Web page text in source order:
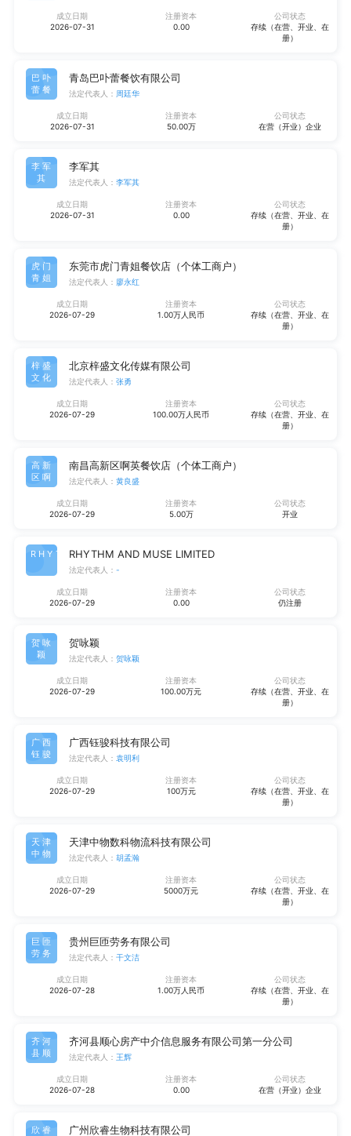
成立日期
2026-07-31
注册资本
0.00
公司状态
存续（在营、开业、在
册）
巴卟
蕾餐
青岛巴卟蕾餐饮有限公司
法定代表人： 周廷华
成立日期
2026-07-31
注册资本
50.00万
公司状态
在营（开业）企业
李军
其
李军其
法定代表人： 李军其
成立日期
2026-07-31
注册资本
0.00
公司状态
存续（在营、开业、在
册）
虎门
青姐
东莞市虎门青姐餐饮店（个体工商户）
法定代表人： 廖永红
成立日期
2026-07-29
注册资本
1.00万人民币
公司状态
存续（在营、开业、在
册）
梓盛
文化
北京梓盛文化传媒有限公司
法定代表人： 张勇
成立日期
2026-07-29
注册资本
100.00万人民币
公司状态
存续（在营、开业、在
册）
高新
区啊
南昌高新区啊英餐饮店（个体工商户）
法定代表人： 黄良盛
成立日期
2026-07-29
注册资本
5.00万
公司状态
开业
RHYT RHYTHM AND MUSE LIMITED
法定代表人： -
成立日期
2026-07-29
注册资本
0.00
公司状态
仍注册
贺咏
颖
贺咏颖
法定代表人： 贺咏颖
成立日期
2026-07-29
注册资本
100.00万元
公司状态
存续（在营、开业、在
册）
广西
钰骏
广西钰骏科技有限公司
法定代表人： 袁明利
成立日期
2026-07-29
注册资本
100万元
公司状态
存续（在营、开业、在
册）
天津
中物
天津中物数科物流科技有限公司
法定代表人： 胡孟瀚
成立日期
2026-07-29
注册资本
5000万元
公司状态
存续（在营、开业、在
册）
巨匝
劳务
贵州巨匝劳务有限公司
法定代表人： 干文洁
成立日期
2026-07-28
注册资本
1.00万人民币
公司状态
存续（在营、开业、在
册）
齐河
县顺
齐河县顺心房产中介信息服务有限公司第一分公司
法定代表人： 王辉
成立日期
2026-07-28
注册资本
0.00
公司状态
在营（开业）企业
欣睿 广州欣睿生物科技有限公司